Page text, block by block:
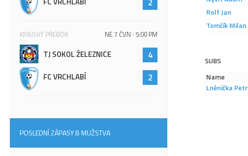
Rolf Jan
Tomčík Milan
SUBS
Name
Lněnička Petr
KRAJSKÝ PŘEBOR NE 7 ČVN · 5:00 PM
TJ SOKOL ŽELEZNICE 4
FC VRCHLABÍ 2
POSLEDNÍ ZÁPASY B MUŽSTVA